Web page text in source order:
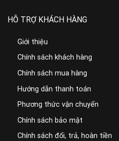
HỖ TRỢ KHÁCH HÀNG
Giới thiệu
Chính sách khách hàng
Chính sách mua hàng
Hướng dẫn thanh toán
Phương thức vận chuyển
Chính sách bảo mật
Chính sách đổi, trả, hoàn tiền